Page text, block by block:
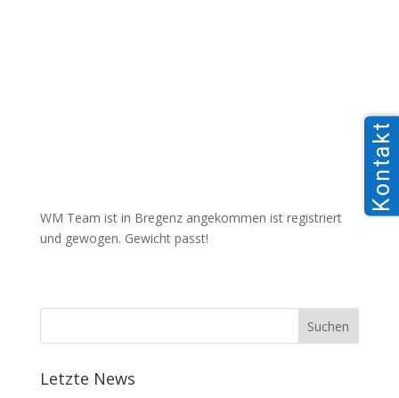
WM Team ist in Bregenz angekommen ist registriert
und gewogen. Gewicht passt!
Letzte News
Kontakt